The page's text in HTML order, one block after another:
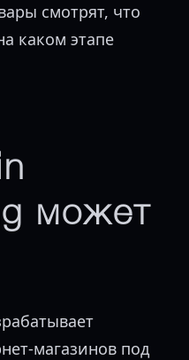
смотрят, что
каком этапе
может
магазинов под